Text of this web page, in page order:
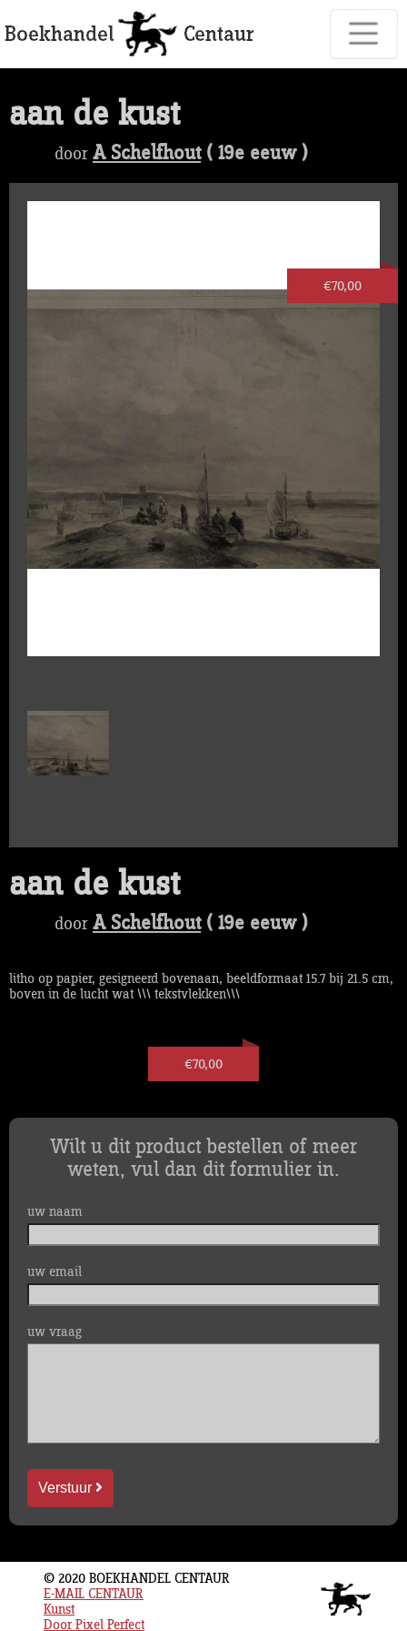
aan de kust
door A Schelfhout( 19e eeuw )
€70,00
aan de kust
door A Schelfhout( 19e eeuw )
litho op papier, gesigneerd bovenaan, beeldformaat 15.7 bij 21.5 cm,
boven in de lucht wat \\\ tekstvlekken\\\
€70,00
Wilt u dit product bestellen of meer
weten, vul dan dit formulier in.
uw naam
uw email
uw vraag
Verstuur
© 2020 BOEKHANDEL CENTAUR
E-MAIL CENTAUR
Kunst
Door Pixel Perfect